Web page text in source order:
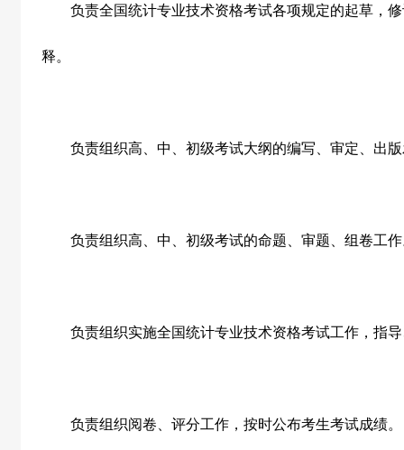
负责全国统计专业技术资格考试各项规定的起草，修
释。
负责组织高、中、初级考试大纲的编写、审定、出版
负责组织高、中、初级考试的命题、审题、组卷工作
负责组织实施全国统计专业技术资格考试工作，指导
负责组织阅卷、评分工作，按时公布考生考试成绩。